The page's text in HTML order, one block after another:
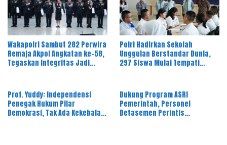
Wakapolri Sambut 282 Perwira
Remaja Akpol Angkatan ke-58,
Tegaskan Integritas Jadi
Polri Hadirkan Sekolah
Unggulan Berstandar Dunia,
297 Siswa Mulai Tempati
Prof. Yuddy: Independensi
Penegak Hukum Pilar
Demokrasi, Tak Ada Kekebalan
Dukung Program ASRI
Pemerintah, Personel
Detasemen Perintis